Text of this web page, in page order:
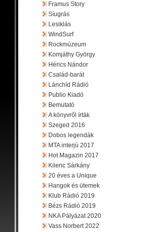
Framus Story
Síugrás
Lesiklás
WindSurf
Rockmúzeum
Komjáthy György
Hérics Nándor
Család-barát
Lánchíd Rádió
Publio Kiadó
Bemutató
A könyvről írták
Szeged 2016
Dobos legendák
MTA interjú 2017
Hot Magazin 2017
Kilenc Sárkány
20 éves a Unique
Hangok és ütemek
Klub Rádió 2019
Bézs Rádió 2019
NKA Pályázat 2020
Vass Norbert 2022